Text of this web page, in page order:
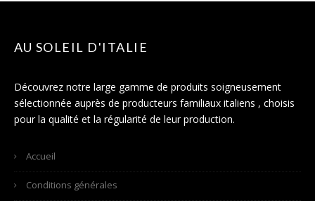
AU SOLEIL D'ITALIE
Découvrez notre large gamme de produits soigneusement
sélectionnée auprès de producteurs familiaux italiens , choisis
pour la qualité et la régularité de leur production.
Accueil
Conditions générales